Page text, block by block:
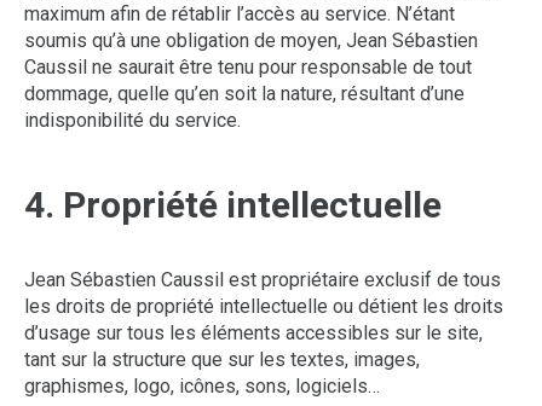
maximum afin de rétablir l’accès au service. N’étant
soumis qu’à une obligation de moyen, Jean Sébastien
Caussil ne saurait être tenu pour responsable de tout
dommage, quelle qu’en soit la nature, résultant d’une
indisponibilité du service.
4. Propriété intellectuelle
Jean Sébastien Caussil est propriétaire exclusif de tous
les droits de propriété intellectuelle ou détient les droits
d’usage sur tous les éléments accessibles sur le site,
tant sur la structure que sur les textes, images,
graphismes, logo, icônes, sons, logiciels…